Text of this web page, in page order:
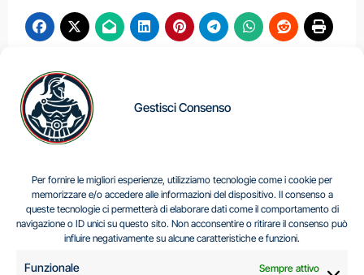
Gestisci Consenso
Per fornire le migliori esperienze, utilizziamo tecnologie come i cookie per
memorizzare e/o accedere alle informazioni del dispositivo. Il consenso a
queste tecnologie ci permetterà di elaborare dati come il comportamento di
navigazione o ID unici su questo sito. Non acconsentire o ritirare il consenso può
influire negativamente su alcune caratteristiche e funzioni.
Funzionale Sempre attivo
Navigazione
articoliCENTRALE COME
NUOVA LEVA
ENERGETICA NEGLI
EUROPEA DAL